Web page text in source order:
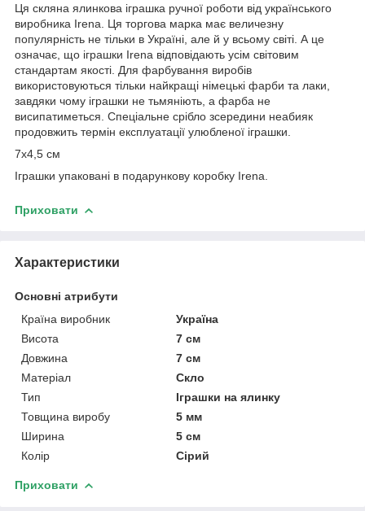
Ця скляна ялинкова іграшка ручної роботи від українського
виробника Irena. Ця торгова марка має величезну
популярність не тільки в Україні, але й у всьому світі. А це
означає, що іграшки Irena відповідають усім світовим
стандартам якості. Для фарбування виробів
використовуються тільки найкращі німецькі фарби та лаки,
завдяки чому іграшки не тьмяніють, а фарба не
висипатиметься. Спеціальне срібло зсередини неабияк
продовжить термін експлуатації улюбленої іграшки.
7х4,5 см
Іграшки упаковані в подарункову коробку Irena.
Приховати
Характеристики
Основні атрибути
Країна виробник
Україна
Висота
7 см
Довжина
7 см
Матеріал
Скло
Тип
Іграшки на ялинку
Товщина виробу
5 мм
Ширина
5 см
Колір
Сірий
Приховати